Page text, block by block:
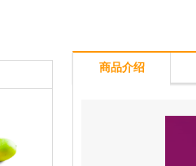
商品介绍